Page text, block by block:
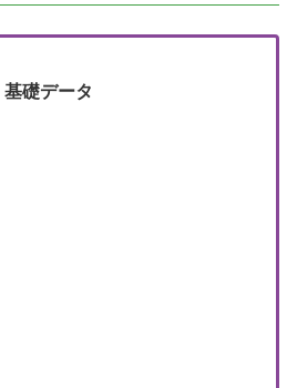
基礎データ